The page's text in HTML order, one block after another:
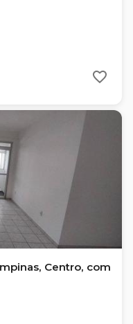
Centro, com